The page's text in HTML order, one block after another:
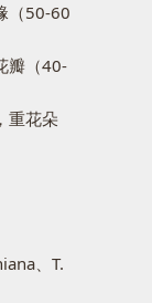
（50-60
瓣（40-
重花朵
、T.